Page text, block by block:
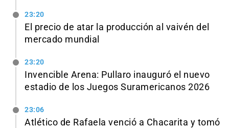
23:20
El precio de atar la producción al vaivén del
mercado mundial
23:20
Invencible Arena: Pullaro inauguró el nuevo
estadio de los Juegos Suramericanos 2026
23:06
Atlético de Rafaela venció a Chacarita y tomó